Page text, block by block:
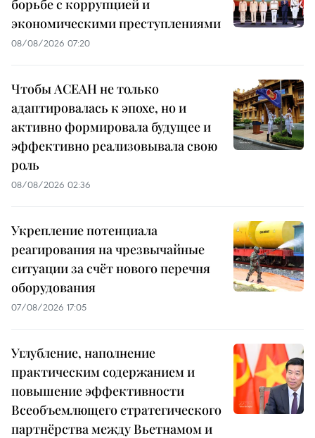
борьбе с коррупцией и
экономическими преступлениями
08/08/2026 07:20
Чтобы АСЕАН не только
адаптировалась к эпохе, но и
активно формировала будущее и
эффективно реализовывала свою
роль
08/08/2026 02:36
Укрепление потенциала
реагирования на чрезвычайные
ситуации за счёт нового перечня
оборудования
07/08/2026 17:05
Углубление, наполнение
практическим содержанием и
повышение эффективности
Всеобъемлющего стратегического
партнёрства между Вьетнамом и